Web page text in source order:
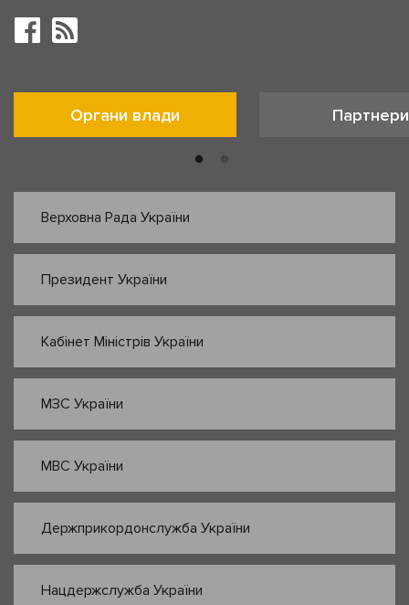
Органи влади Партнери
Верховна Рада України
Президент України
Кабінет Міністрів України
МЗС України
МВС України
Держприкордонслужба України
Нацдержслужба України